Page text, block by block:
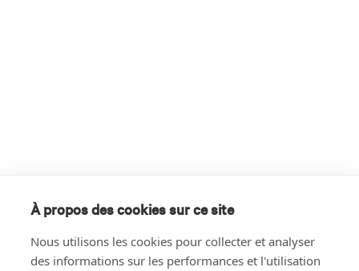
À propos des cookies sur ce site
Nous utilisons les cookies pour collecter et analyser
des informations sur les performances et l'utilisation